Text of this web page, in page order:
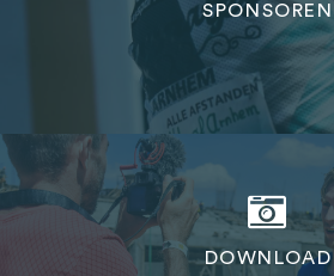
SPONSOREN
DOWNLOAD